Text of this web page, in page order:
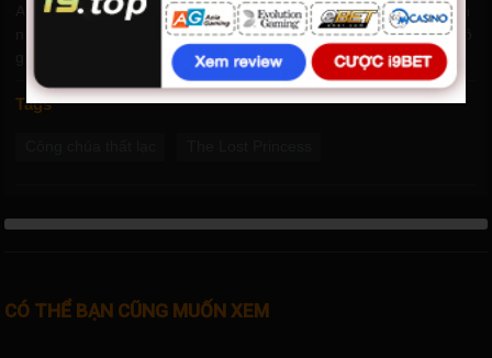
Alec gặp Hanna, người kể cho anh nghe câu chuyện về cuộc hôn
nhân ép buộc của mẹ cô và cách tình yêu bị cấm đoán với cha cô
gặp nguy hiểm khi công chúa mang thai trở nên rõ ràng
Tags
CÓ THỂ BẠN CŨNG MUỐN XEM